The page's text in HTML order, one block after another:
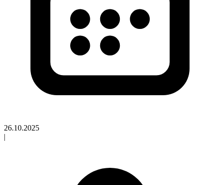
26.10.2025
|